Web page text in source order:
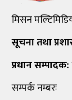
मिसन
सूचना तथा
प्रधान सम्पादक:
सम्पर्क नम्बरः